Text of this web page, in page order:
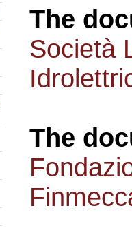
The
Società
The